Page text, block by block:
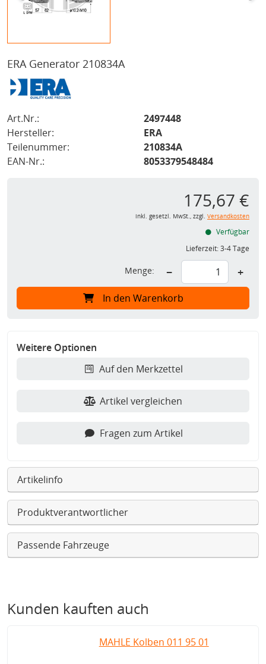
ERA Generator 210834A
Art.Nr.:
2497448
Hersteller:
ERA
Teilenummer:
210834A
EAN-Nr.:
8053379548484
175,67 €
inkl. gesetzl. MwSt., zzgl. Versandkosten
Verfügbar
Lieferzeit:3-4 Tage
Menge: − +
In den Warenkorb
Weitere Optionen
Auf den Merkzettel
Artikel vergleichen
Fragen zum Artikel
Artikelinfo
Produktverantwortlicher
Passende Fahrzeuge
Kunden kauften auch
MAHLE Kolben 011 95 01